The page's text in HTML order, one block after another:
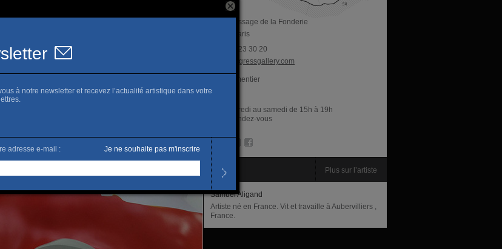
4, bis passage de la Fonderie
75011 Paris
T. 01 70 23 30 20
www.progressgallery.com
Parmentier
Du mercredi au samedi de 15h à 19h
Et sur rendez-vous
L’artiste Plus sur l’artiste
Samuel Aligand
Artiste né en France. Vit et travaille à Aubervilliers ,
France.